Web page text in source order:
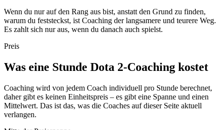
Wenn du nur auf den Rang aus bist, anstatt den Grund zu finden,
warum du feststeckst, ist Coaching der langsamere und teurere Weg.
Es zahlt sich nur aus, wenn du danach auch spielst.
Preis
Was eine Stunde Dota 2-Coaching kostet
Coaching wird von jedem Coach individuell pro Stunde berechnet,
daher gibt es keinen Einheitspreis – es gibt eine Spanne und einen
Mittelwert. Das ist das, was die Coaches auf dieser Seite aktuell
verlangen.